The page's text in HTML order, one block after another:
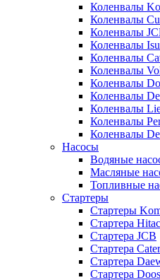
Коленвалы
Коленвалы
Коленвалы
Коленвалы
Коленвалы
Коленвалы
Коленвалы
Коленвалы
Коленвалы
Коленвалы
Коленвалы
Насосы
Водяные
Масляные
Топливные
Стартеры
Стартеры
Стартера
Стартера JCB
Стартера
Стартера
Стартера